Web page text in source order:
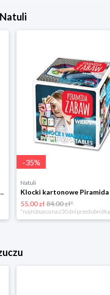
+ poradnik 0+ Edgard
-35%
Natuli
55.00 zł84.00 zł*
*najniższa cena z 30 dni przed obniżką